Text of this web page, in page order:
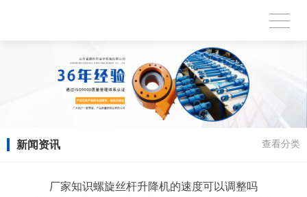
新闻资讯 查看分类
厂家知识螺旋丝杆升降机的速度可以调整吗